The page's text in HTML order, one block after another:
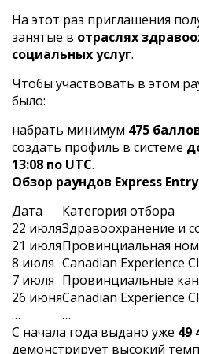
На этот раз приглашения
занятые в отраслях
социальных услуг.
Чтобы участвовать в этом
было:
набрать минимум 475
создать профиль в системе
13:08 по UTC.
Обзор раундов Express
Дата
Категория отбора
22 июляЗдравоохранение и
21 июляПровинциальная
8 июля Canadian Experience
7 июля Провинциальные
26 июняCanadian Experience
…
…
С начала года выдано уже 49
демонстрирует высокий